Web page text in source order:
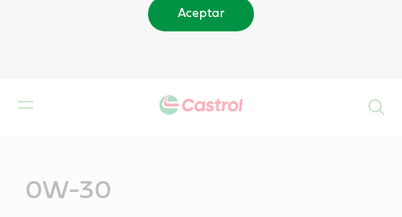
Aceptar
0W-30